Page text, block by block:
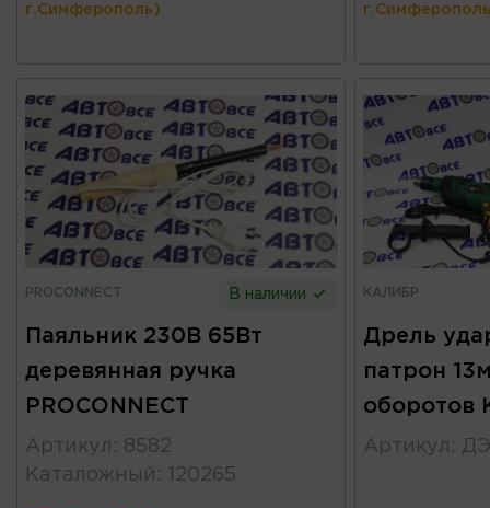
г.Симферополь)
PROCONNECT В наличии
Паяльник 230В 65Вт
деревянная ручка
PROCONNECT
Артикул : 8582
Каталожный : 120265
КАЛИБР
Дрель
патрон
оборотов
Артикул :